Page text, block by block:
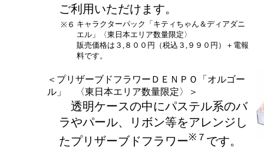
ご利用いただけます。
※６ キャラクターパック「キティちゃん＆ディアダニ
エル」〈東日本エリア数量限定〉
販売価格は３,８００円（税込３,９９０円）＋電報
料です。
＜プリザーブドフラワーＤＥＮＰＯ「オルゴー
ル」 〈東日本エリア数量限定〉＞
透明ケースの中にパステル系のバ
ラやパール、リボン等をアレンジし
たプリザーブドフラワー※７ です。